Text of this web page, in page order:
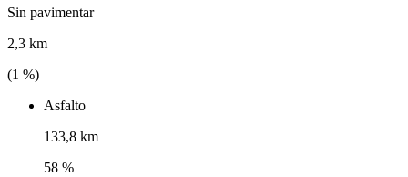
Sin pavimentar
2,3 km
(1 %)
Asfalto
133,8 km
58 %